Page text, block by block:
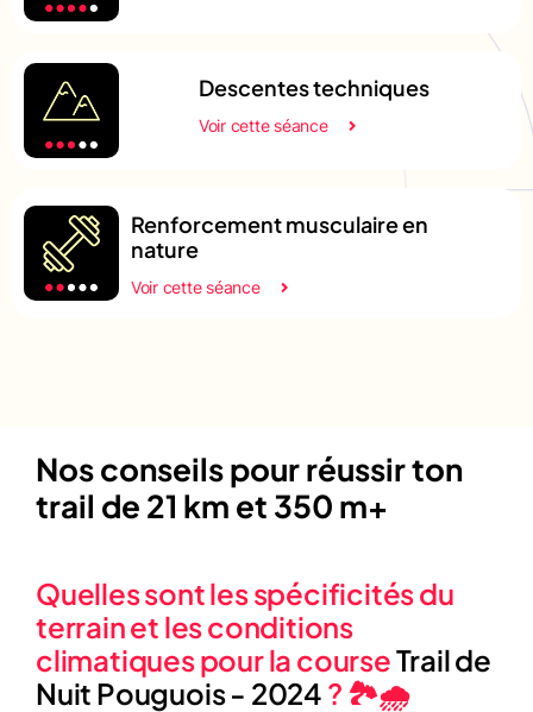
Descentes techniques
Voir cette séance
Renforcement musculaire en
nature
Voir cette séance
Nos conseils pour réussir ton
trail de 21 km et 350 m+
Quelles sont les spécificités du
terrain et les conditions
climatiques pour la courseTrail de
Nuit Pouguois - 2024 ? 🏞️🌧️